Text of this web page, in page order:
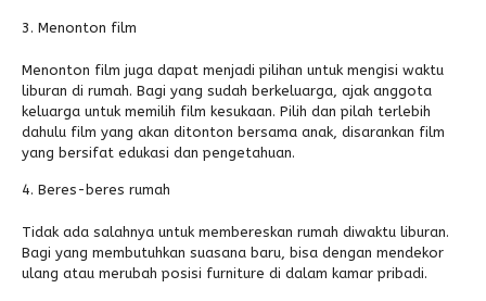
Menonton film
Menonton film juga dapat menjadi pilihan untuk mengisi waktu
liburan di rumah. Bagi yang sudah berkeluarga, ajak anggota
keluarga untuk memilih film kesukaan. Pilih dan pilah terlebih
dahulu film yang akan ditonton bersama anak, disarankan film
yang bersifat edukasi dan pengetahuan.
Beres-beres rumah
Tidak ada salahnya untuk membereskan rumah diwaktu liburan.
Bagi yang membutuhkan suasana baru, bisa dengan mendekor
ulang atau merubah posisi furniture di dalam kamar pribadi.